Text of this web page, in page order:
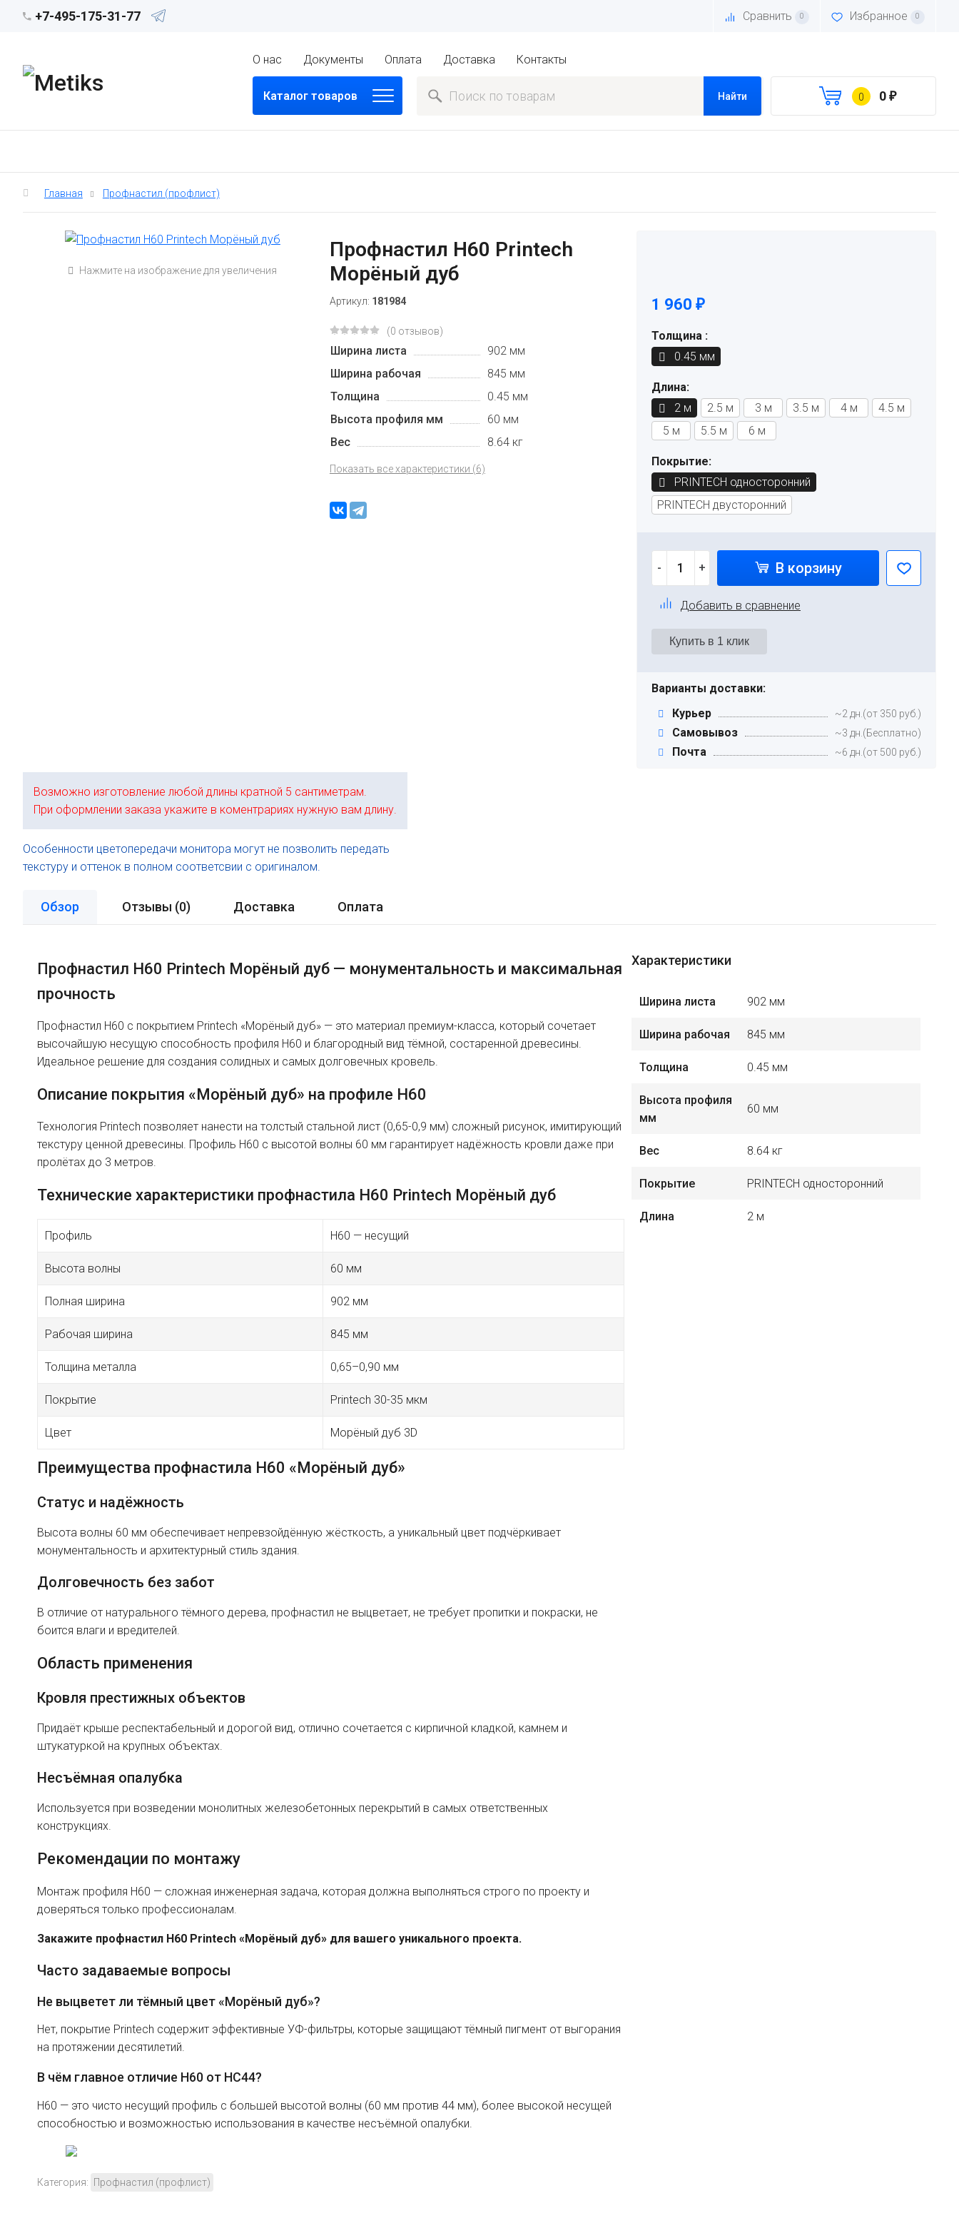
+7-495-175-31-77 Сравнить 0 Избранное 0
О нас Документы Оплата Доставка Контакты
Каталог товаров Найти 0 0 ₽
Главная Профнастил (профлист)
Нажмите на изображение для увеличения
Профнастил H60 Printech
Морёный дуб
Артикул: 181984
(0 отзывов)
Ширина листа
902 мм
Ширина рабочая
845 мм
Толщина
0.45 мм
Высота профиля мм
60 мм
Вес
8.64 кг
Показать все характеристики (6)
1 960 ₽
Толщина :
0.45 мм
Длина:
2 м
2.5 м 3 м 3.5 м 4 м
4.5 м
5 м
5.5 м 6 м
Покрытие:
PRINTECH односторонний
PRINTECH двусторонний
- + В корзину
Добавить в сравнение
Варианты доставки:
Курьер
~2 дн.(от 350 руб.)
Самовывоз ~3 дн.(Бесплатно)
Почта ~6 дн.(от 500 руб.)
Возможно изготовление любой длины кратной 5 сантиметрам.
При оформлении заказа укажите в коментрариях нужную вам длину.
Особенности цветопередачи монитора могут не позволить передать
текстуру и оттенок в полном соответсвии с оригиналом.
Обзор Отзывы (0) Доставка Оплата
Профнастил H60 Printech Морёный дуб — монументальность и максимальная
прочность
Профнастил H60 с покрытием Printech «Морёный дуб» — это материал премиум-класса, который сочетает
высочайшую несущую способность профиля H60 и благородный вид тёмной, состаренной древесины.
Идеальное решение для создания солидных и самых долговечных кровель.
Описание покрытия «Морёный дуб» на профиле H60
Технология Printech позволяет нанести на толстый стальной лист (0,65-0,9 мм) сложный рисунок, имитирующий
текстуру ценной древесины. Профиль H60 с высотой волны 60 мм гарантирует надёжность кровли даже при
пролётах до 3 метров.
Технические характеристики профнастила H60 Printech Морёный дуб
Профиль H60 — несущий
Высота волны 60 мм
Полная ширина 902 мм
Рабочая ширина 845 мм
Толщина металла 0,65–0,90 мм
Покрытие Printech 30-35 мкм
Цвет Морёный дуб 3D
Преимущества профнастила H60 «Морёный дуб»
Статус и надёжность
Высота волны 60 мм обеспечивает непревзойдённую жёсткость, а уникальный цвет подчёркивает
монументальность и архитектурный стиль здания.
Долговечность без забот
В отличие от натурального тёмного дерева, профнастил не выцветает, не требует пропитки и покраски, не
боится влаги и вредителей.
Область применения
Кровля престижных объектов
Придаёт крыше респектабельный и дорогой вид, отлично сочетается с кирпичной кладкой, камнем и
штукатуркой на крупных объектах.
Несъёмная опалубка
Используется при возведении монолитных железобетонных перекрытий в самых ответственных
конструкциях.
Рекомендации по монтажу
Монтаж профиля H60 — сложная инженерная задача, которая должна выполняться строго по проекту и
доверяться только профессионалам.
Закажите профнастил H60 Printech «Морёный дуб» для вашего уникального проекта.
Часто задаваемые вопросы
Не выцветет ли тёмный цвет «Морёный дуб»?
Нет, покрытие Printech содержит эффективные УФ-фильтры, которые защищают тёмный пигмент от выгорания
на протяжении десятилетий.
В чём главное отличие H60 от HC44?
H60 — это чисто несущий профиль с большей высотой волны (60 мм против 44 мм), более высокой несущей
способностью и возможностью использования в качестве несъёмной опалубки.
Категория: Профнастил (профлист)
Характеристики
Ширина листа 902 мм
Ширина рабочая 845 мм
Толщина 0.45 мм
Высота профиля
мм
60 мм
Вес 8.64 кг
Покрытие PRINTECH односторонний
Длина 2 м